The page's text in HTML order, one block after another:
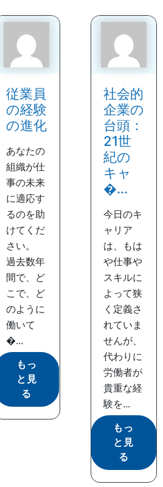
従業員
の経験
の進化
あなたの
組織が仕
事の未来
に適応す
るのを助
けてくだ
さい。
過去数年
間で、ど
こで、ど
のように
働いて
�...
もっ
と見
る
社会的
企業の
台頭：
21世
紀の
キャ
�...
今日のキ
ャリア
は、もは
や仕事や
スキルに
よって狭
く定義さ
れていま
せんが、
代わりに
労働者が
貴重な経
験を...
もっ
と見
る